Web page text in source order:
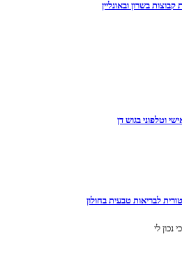
בשרון ובאונליין
וטלפוני בגוש דן
לבריאות טבעית בחולון
לי